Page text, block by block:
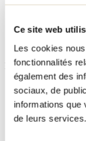
Ce site web
Les cookies
fonctionnalités
également des
sociaux, de
informations que
de leurs services.
Ski de fond
Services de repas
Déjeuner
Méthodes de
Argent
Services offerts